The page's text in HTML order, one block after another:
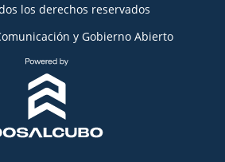
los derechos reservados
y Gobierno Abierto